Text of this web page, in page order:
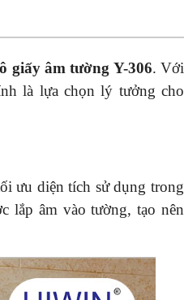
giấy âm tường Y-306. Với
là lựa chọn lý tưởng cho
ưu diện tích sử dụng trong
lắp âm vào tường, tạo nên